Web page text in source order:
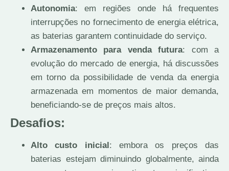
Autonomia: em regiões onde há frequentes
interrupções no fornecimento de energia elétrica,
as baterias garantem continuidade do serviço.
Armazenamento para venda futura: com a
evolução do mercado de energia, há discussões
em torno da possibilidade de venda da energia
armazenada em momentos de maior demanda,
beneficiando-se de preços mais altos.
Desafios:
Alto custo inicial : embora os preços das
baterias estejam diminuindo globalmente, ainda